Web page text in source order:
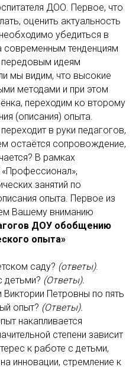
ДОО. Первое, что
оценить актуальность
убедиться в
современным тенденциям
передовым идеям
мы видим, что высокие
методами и при этом
переходим ко второму
(описания) опыта.
в руки педагогов,
остаётся сопровождение,
В рамках
занятий по
опыта. Первое из
Вашему вниманию
ДОУ обобщению
опыта»
саду? (ответы).
детьми? (Ответы).
Петровны по пять
опыт? (Ответы).
накапливается
степени зависит
к работе с детьми,
инновации, стремление к